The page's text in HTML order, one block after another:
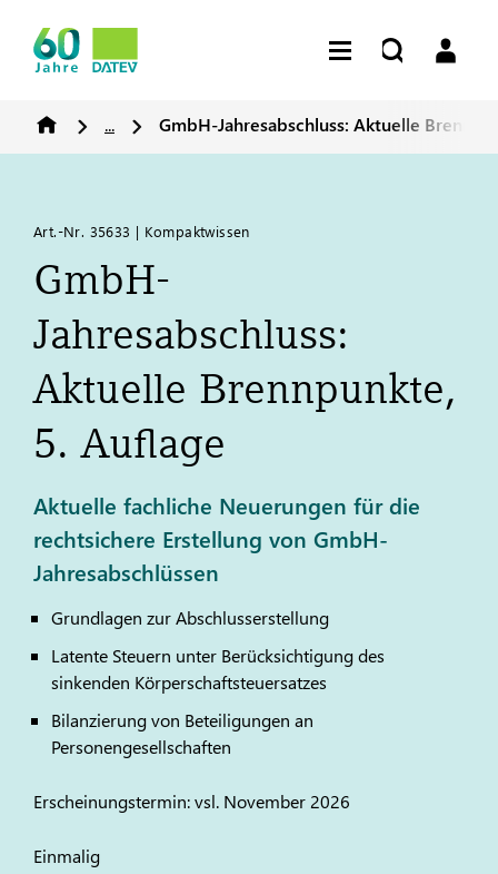
... GmbH-Jahresabschluss: Aktuelle
Art.-Nr. 35633 | Kompaktwissen
GmbH-
Jahresabschluss:
Aktuelle Brennpunkte,
5. Auflage
Aktuelle fachliche Neuerungen für die
rechtsichere Erstellung von GmbH-
Jahresabschlüssen
Grundlagen zur Abschlusserstellung
Latente Steuern unter Berücksichtigung des
sinkenden Körperschaftsteuersatzes
Bilanzierung von Beteiligungen an
Personengesellschaften
Erscheinungstermin: vsl. November 2026
Einmalig